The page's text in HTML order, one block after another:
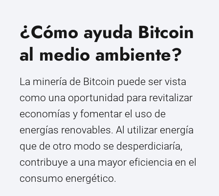
¿Cómo ayuda Bitcoin
al medio ambiente?
La minería de Bitcoin puede ser vista
como una oportunidad para revitalizar
economías y fomentar el uso de
energías renovables. Al utilizar energía
que de otro modo se desperdiciaría,
contribuye a una mayor eficiencia en el
consumo energético.